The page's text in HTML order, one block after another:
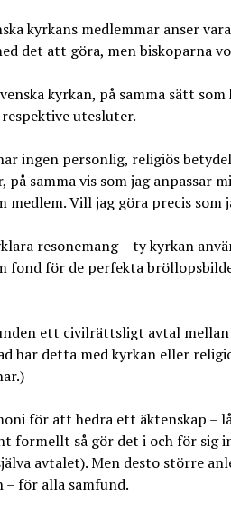
kyrkans medlemmar anser
det att göra, men biskoparna
kyrkan, på samma sätt
utesluter.
ingen personlig, religiös
samma vis som jag anpassar
medlem. Vill jag göra precis
resonemang – ty kyrkan
fond för de perfekta
ett civilrättsligt avtal
har detta med kyrkan eller
för att hedra ett äktenskap –
formellt så gör det i och för
avtalet). Men desto större
för alla samfund.